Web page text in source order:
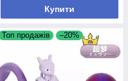
Купити
Топ продажів –20%